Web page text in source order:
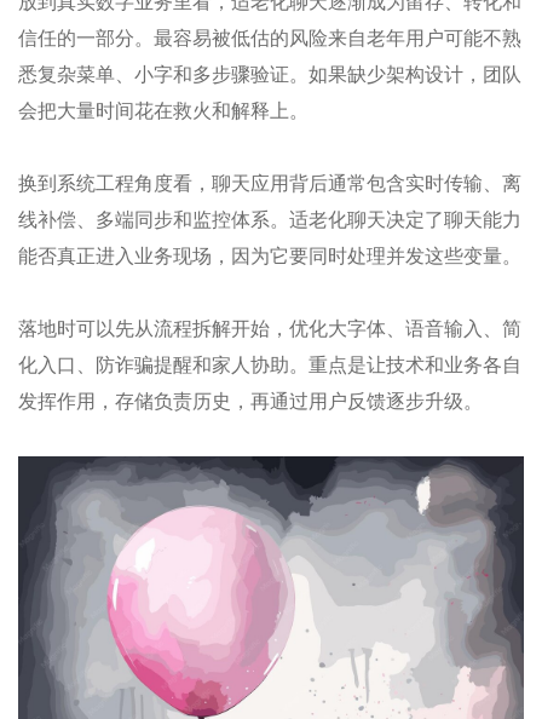
信任的一部分。最容易被低估的风险来自老年用户可能不熟
悉复杂菜单、小字和多步骤验证。如果缺少架构设计，团队
会把大量时间花在救火和解释上。
换到系统工程角度看，聊天应用背后通常包含实时传输、离
线补偿、多端同步和监控体系。适老化聊天决定了聊天能力
能否真正进入业务现场，因为它要同时处理并发这些变量。
落地时可以先从流程拆解开始，优化大字体、语音输入、简
化入口、防诈骗提醒和家人协助。重点是让技术和业务各自
发挥作用，存储负责历史，再通过用户反馈逐步升级。